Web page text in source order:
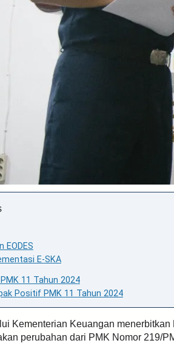
EODES
E-SKA
11 Tahun 2024
Positif PMK 11 Tahun 2024
Kementerian Keuangan
perubahan dari PMK Nomor 219/